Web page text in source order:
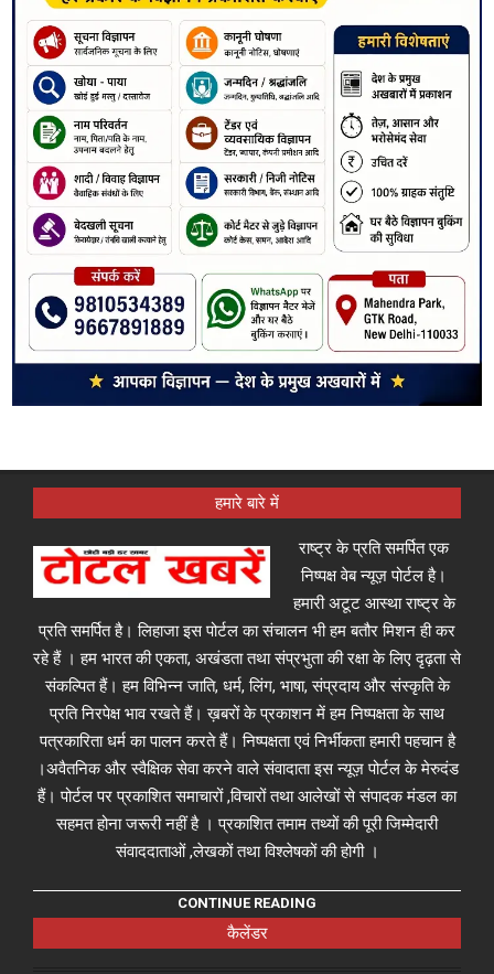
हमारे बारे में
राष्ट्र के प्रति समर्पित एक
निष्पक्ष वेब न्यूज़ पोर्टल है।
हमारी अटूट आस्था राष्ट्र के
प्रति समर्पित है। लिहाजा इस पोर्टल का संचालन भी हम बतौर मिशन ही कर
रहे हैं । हम भारत की एकता, अखंडता तथा संप्रभुता की रक्षा के लिए दृढ़ता से
संकल्पित हैं। हम विभिन्न जाति, धर्म, लिंग, भाषा, संप्रदाय और संस्कृति के
प्रति निरपेक्ष भाव रखते हैं। ख़बरों के प्रकाशन में हम निष्पक्षता के साथ
पत्रकारिता धर्म का पालन करते हैं। निष्पक्षता एवं निर्भीकता हमारी पहचान है
।अवैतनिक और स्वैक्षिक सेवा करने वाले संवादाता इस न्यूज़ पोर्टल के मेरुदंड
हैं। पोर्टल पर प्रकाशित समाचारों ,विचारों तथा आलेखों से संपादक मंडल का
सहमत होना जरूरी नहीं है । प्रकाशित तमाम तथ्यों की पूरी जिम्मेदारी
संवाददाताओं ,लेखकों तथा विश्लेषकों की होगी ।
CONTINUE READING
कैलेंडर